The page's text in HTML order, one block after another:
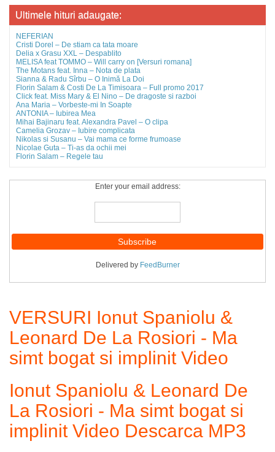
Ultimele hituri adaugate:
NEFERIAN
Cristi Dorel – De stiam ca tata moare
Delia x Grasu XXL – Despablito
MELISA feat TOMMO – Will carry on [Versuri romana]
The Motans feat. Inna – Nota de plata
Sianna & Radu Sîrbu – O Inimă La Doi
Florin Salam & Costi De La Timisoara – Full promo 2017
Click feat. Miss Mary & El Nino – De dragoste si razboi
Ana Maria – Vorbeste-mi In Soapte
ANTONIA – Iubirea Mea
Mihai Bajinaru feat. Alexandra Pavel – O clipa
Camelia Grozav – Iubire complicata
Nikolas si Susanu – Vai mama ce forme frumoase
Nicolae Guta – Ti-as da ochii mei
Florin Salam – Regele tau
Enter your email address:
Delivered by FeedBurner
VERSURI Ionut Spaniolu &
Leonard De La Rosiori - Ma
simt bogat si implinit Video
Ionut Spaniolu & Leonard De
La Rosiori - Ma simt bogat si
implinit Video Descarca MP3